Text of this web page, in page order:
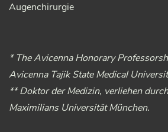
Augenchirurgie
* The Avicenna Honorary
Avicenna Tajik State Medical
** Doktor der Medizin, verliehen
Maximilians Universität München.